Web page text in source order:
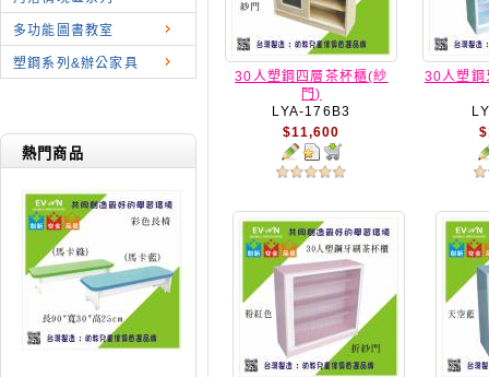
多功能圖書教室
塑鋼系列&辦公家具
熱門商品
30人塑鋼四層茶杯櫃(紗
門)
LYA-176B3
$11,600
30人塑鋼